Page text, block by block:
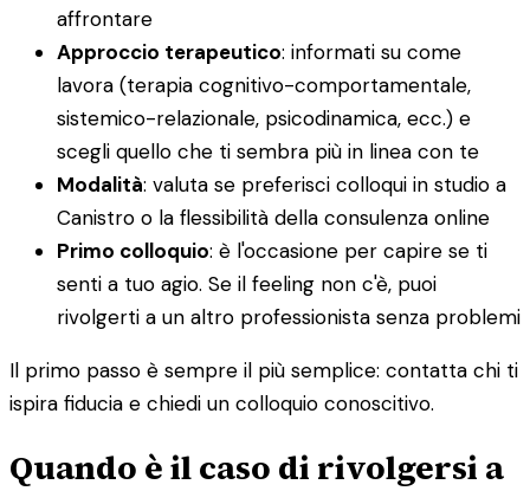
affrontare
Approccio terapeutico: informati su come
lavora (terapia cognitivo-comportamentale,
sistemico-relazionale, psicodinamica, ecc.) e
scegli quello che ti sembra più in linea con te
Modalità: valuta se preferisci colloqui in studio a
Canistro o la flessibilità della consulenza online
Primo colloquio: è l'occasione per capire se ti
senti a tuo agio. Se il feeling non c'è, puoi
rivolgerti a un altro professionista senza problemi
Il primo passo è sempre il più semplice: contatta chi ti
ispira fiducia e chiedi un colloquio conoscitivo.
Quando è il caso di rivolgersi a